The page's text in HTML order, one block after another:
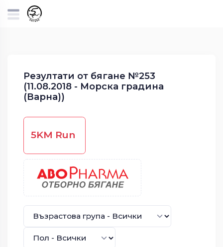
Резултати от бягане №253
(11.08.2018 - Морска градина
(Варна))
5KM Run